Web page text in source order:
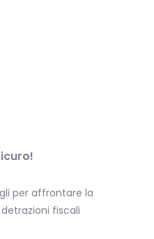
per affrontare la
fiscali